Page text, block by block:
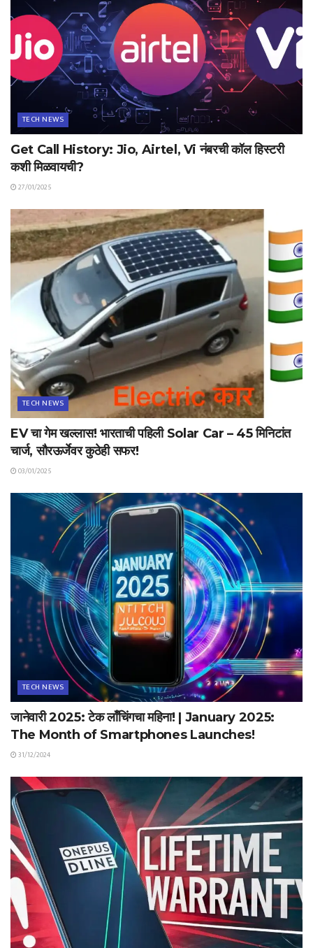
TECH NEWS
Get Call History: Jio, Airtel, Vi नंबरची कॉल हिस्टरी
कशी मिळवायची?
27/01/2025
TECH NEWS
EV चा गेम खल्लास! भारताची पहिली Solar Car – 45 मिनिटांत
चार्ज, सौरऊर्जेवर कुठेही सफर!
03/01/2025
TECH NEWS
जानेवारी 2025: टेक लाँचिंगचा महिना! | January 2025:
The Month of Smartphones Launches!
31/12/2024